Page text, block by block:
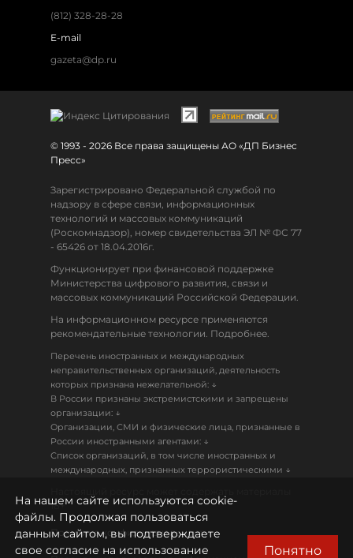
(812) 328-28-28
E-mail
gazeta@dp.ru
© 1993 - 2026 Все права защищены АО «ДП Бизнес
Пресс»
Зарегистрировано Федеральной службой по
надзору в сфере связи, информационных
технологий и массовых коммуникаций
(Роскомнадзор), номер свидетельства ЭЛ № ФС 77
- 65426 от 18.04.2016г.
Функционирует при финансовой поддержке
Министерства цифрового развития, связи и
массовых коммуникаций Российской Федерации.
На информационном ресурсе применяются
рекомендательные технологии. Подробнее.
Перечень иностранных и международных
неправительственных организаций, деятельность
которых признана нежелательной: ↓
В России признаны экстремистскими и запрещены
организации: ↓
Организации, СМИ и физические лица, признанные в
России иностранными агентами: ↓
Список организаций, в том числе иностранных и
международных, признанных террористическими ↓
18+
Политика конфиденциальности
На нашем сайте используются cookie-
файлы. Продолжая пользоваться
данным сайтом, вы подтверждаете
свое согласие на использование
Понятно